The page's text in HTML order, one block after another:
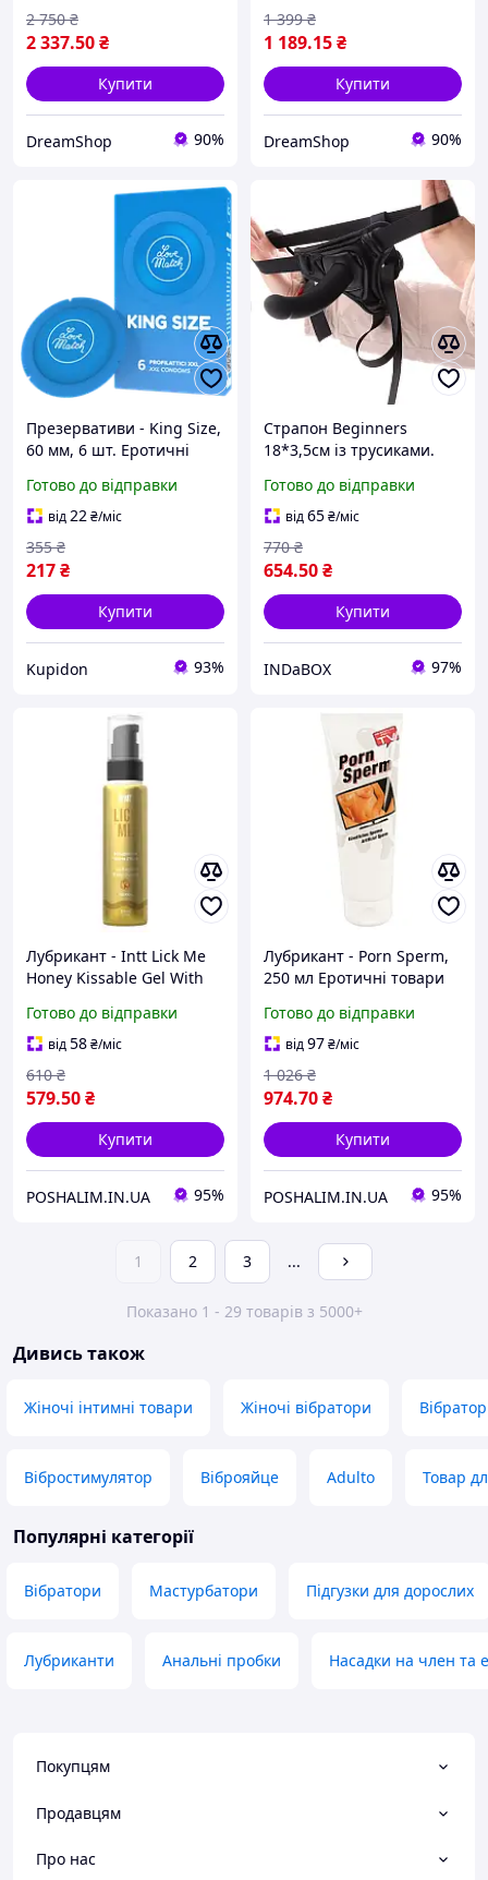
2 337.50₴
2 750 ₴
Купити
DreamShop 90%
дорослих
1 189.15₴
1 399 ₴
Купити
DreamShop 90%
Презервативи - King Size,
60 мм, 6 шт. Еротичні
Готово до відправки
від22₴/міс
217₴
355 ₴
Купити
Kupidon 93%
Страпон Beginners
18*3,5см із трусиками.
страпон. Секс товари для
дорослих
Готово до відправки
від65₴/міс
654.50₴
770 ₴
Купити
INDaBOX 97%
Лубрикант - Intt Lick Me
Honey Kissable Gel With
Еротичні товари для
дорослих
Готово до відправки
від58₴/міс
579.50₴
610 ₴
Купити
POSHALIM.IN.UA 95%
Лубрикант - Porn Sperm,
250 мл Еротичні товари
Готово до відправки
від97₴/міс
974.70₴
1 026 ₴
Купити
POSHALIM.IN.UA 95%
1 2 3 ...
Показано 1 - 29 товарів з 5000+
Дивись також
Жіночі інтимні товари Жіночі вібратори
Вібростимулятор Віброяйце Adulto Товар
Популярні категорії
Вібратори Мастурбатори Підгузки для дорослих
Лубриканти Анальні пробки Насадки на член та
Покупцям
Продавцям
Про нас